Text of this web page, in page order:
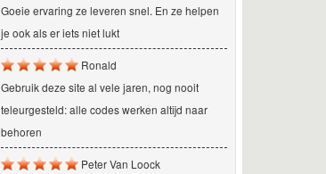
Goeie ervaring ze leveren snel. En ze helpen
je ook als er iets niet lukt
Ronald
Gebruik deze site al vele jaren, nog nooit
teleurgesteld: alle codes werken altijd naar
behoren
Peter Van Loock